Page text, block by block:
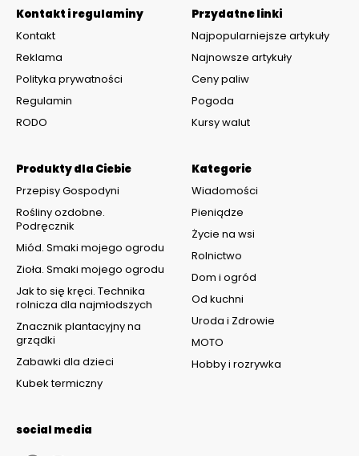
Kontakt i regulaminy
Kontakt
Reklama
Polityka prywatności
Regulamin
RODO
Kategorie
Wiadomości
Pieniądze
Życie na wsi
Rolnictwo
Dom i ogród
Od kuchni
Uroda i Zdrowie
MOTO
Hobby i rozrywka
Produkty dla Ciebie
Przepisy Gospodyni
Rośliny ozdobne.
Podręcznik
Miód. Smaki mojego ogrodu
Zioła. Smaki mojego ogrodu
Jak to się kręci. Technika
rolnicza dla najmłodszych
Znacznik plantacyjny na
grządki
Zabawki dla dzieci
Kubek termiczny
Przydatne linki
Najpopularniejsze artykuły
Najnowsze artykuły
Ceny paliw
Pogoda
Kursy walut
social media